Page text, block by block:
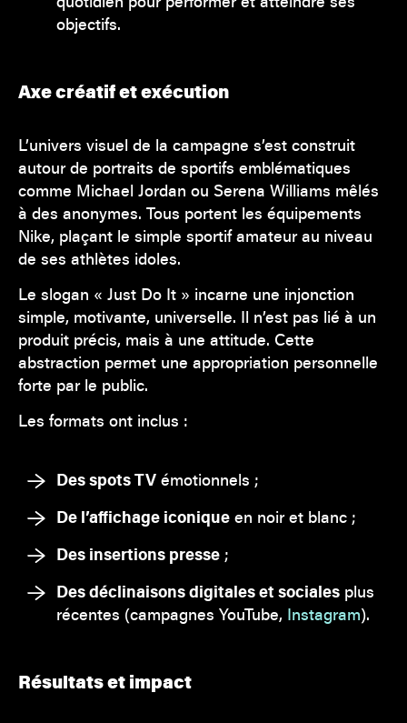
objectifs.
Axe créatif et exécution
L’univers visuel de la campagne s’est construit
autour de portraits de sportifs emblématiques
comme Michael Jordan ou Serena Williams mêlés
à des anonymes. Tous portent les équipements
Nike, plaçant le simple sportif amateur au niveau
de ses athlètes idoles.
Le slogan « Just Do It » incarne une injonction
simple, motivante, universelle. Il n’est pas lié à un
produit précis, mais à une attitude. Cette
abstraction permet une appropriation personnelle
forte par le public.
Les formats ont inclus :
Des spots TV émotionnels ;
De l’affichage iconique en noir et blanc ;
Des insertions presse ;
Des déclinaisons digitales et sociales plus
récentes (campagnes YouTube, Instagram).
Résultats et impact